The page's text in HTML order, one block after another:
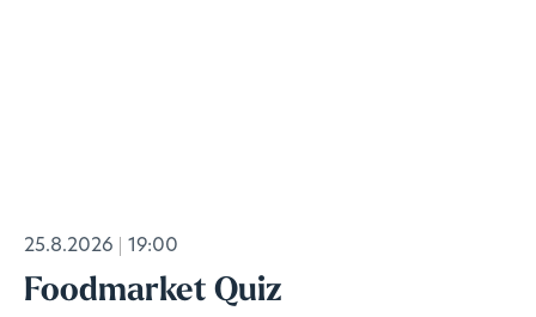
25.8.2026 19:00
Foodmarket Quiz